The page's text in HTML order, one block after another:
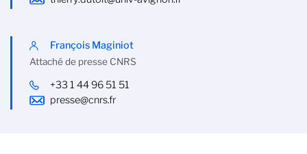
François Maginiot
Attaché de presse CNRS
+33 1 44 96 51 51
presse@cnrs.fr